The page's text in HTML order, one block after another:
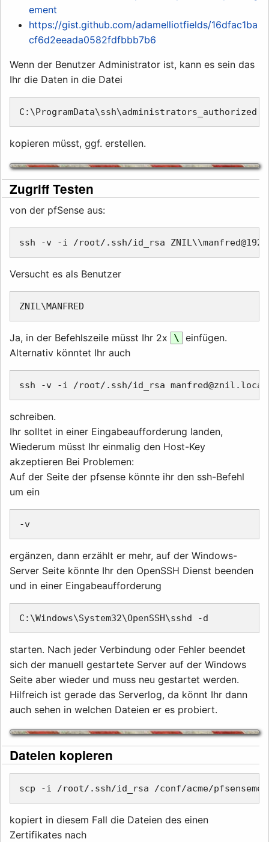
ement
https://gist.github.com/adamelliotfields/16dfac1ba
cf6d2eeada0582fdfbbb7b6
Wenn der Benutzer Administrator ist, kann es sein das
Ihr die Daten in die Datei
kopieren müsst, ggf. erstellen.
Zugriff Testen
von der pfSense aus:
Versucht es als Benutzer
Ja, in der Befehlszeile müsst Ihr 2x \
einfügen.
Alternativ könntet Ihr auch
schreiben.
Ihr solltet in einer Eingabeaufforderung landen,
Wiederum müsst Ihr einmalig den Host-Key
akzeptieren Bei Problemen:
Auf der Seite der pfsense könnte ihr den ssh-Befehl
um ein
ergänzen, dann erzählt er mehr, auf der Windows-
Server Seite könnte Ihr den OpenSSH Dienst beenden
und in einer Eingabeaufforderung
starten. Nach jeder Verbindung oder Fehler beendet
sich der manuell gestartete Server auf der Windows
Seite aber wieder und muss neu gestartet werden.
Hilfreich ist gerade das Serverlog, da könnt Ihr dann
auch sehen in welchen Dateien er es probiert.
Dateien kopieren
kopiert in diesem Fall die Dateien des einen
Zertifikates nach